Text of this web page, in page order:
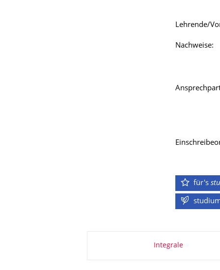
Lehrende/‌
Nachweise:
für's
Integrale